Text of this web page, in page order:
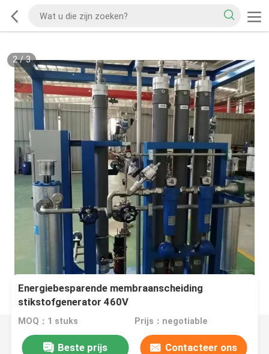
2/3
Energiebesparende membraanscheiding
stikstofgenerator 460V
MOQ：1 stuks Prijs：negotiable
Beste prijs Contacteer ons